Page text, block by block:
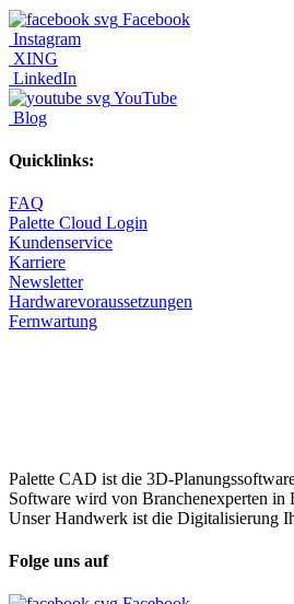
Facebook
Instagram
XING
LinkedIn
YouTube
Blog
Quicklinks:
FAQ
Palette Cloud Login
Kundenservice
Karriere
Newsletter
Hardwarevoraussetzungen
Fernwartung
Palette CAD ist die 3D-
Software wird von Branchenexperten in
Unser Handwerk ist die Digitalisierung
Folge uns auf